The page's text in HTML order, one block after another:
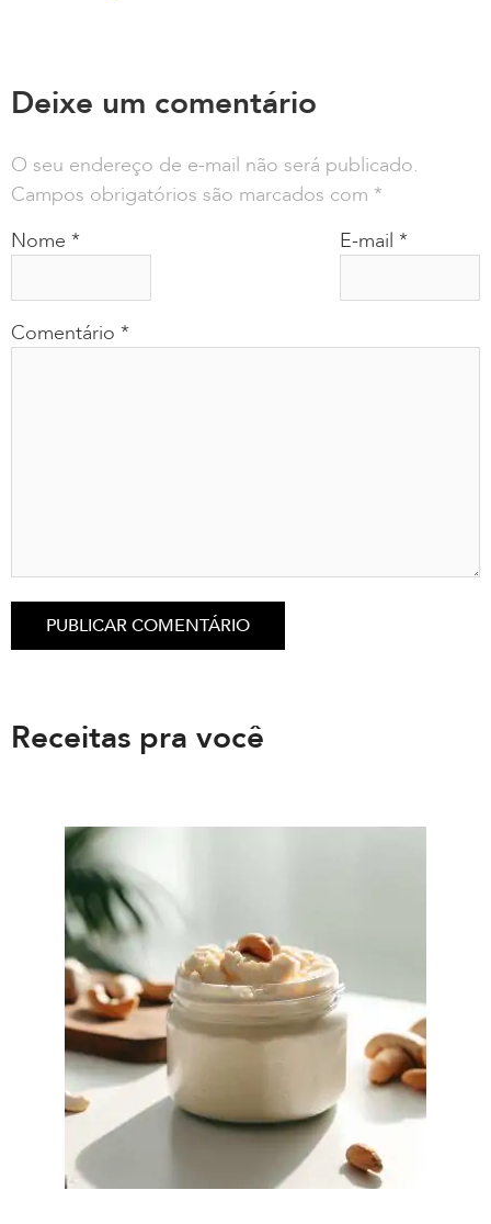
Deixe um comentário
O seu endereço de e-mail não será publicado.
Campos obrigatórios são marcados com *
Comentário *
Nome * E-mail *
Receitas pra você